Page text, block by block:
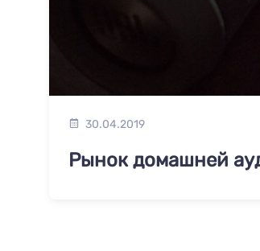
30.04.2019
Рынок домашней